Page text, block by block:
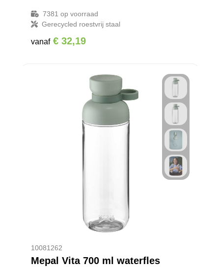
7381 op voorraad
Gerecycled roestvrij staal
vanaf € 32,19
10081262
Mepal Vita 700 ml waterfles